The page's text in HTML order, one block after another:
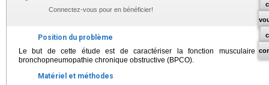
Connectez-vous pour en bénéficier!
Position du problème
Le but de cette étude est de caractériser la fonction musculaire
bronchopneumopathie chronique obstructive (BPCO).
Matériel et méthodes